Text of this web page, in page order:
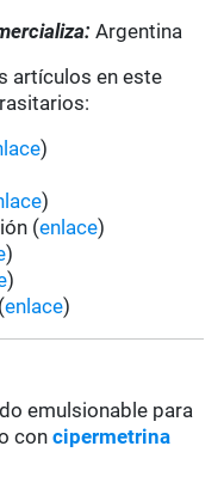
Argentina
artículos en este
)
)
(enlace)
)
)
enlace)
emulsionable para
concipermetrina